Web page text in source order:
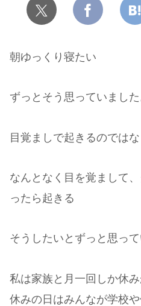
朝ゆっくり寝たい
ずっとそう思っていました
目覚ましで起きるのではな
なんとなく目を覚まして
ったら起きる
そうしたいとずっと思って
私は家族と月一回しか休
休みの日はみんなが学校